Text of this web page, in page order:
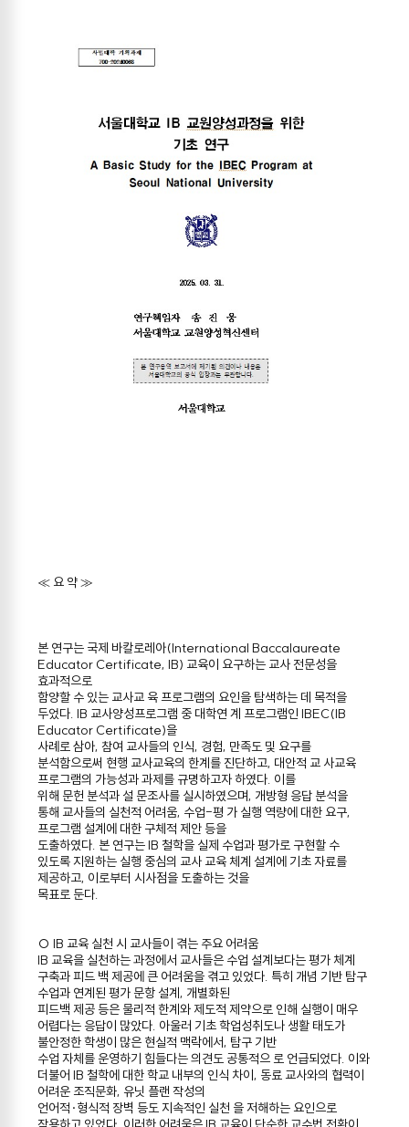
≪ 요 약 ≫
본 연구는 국제 바칼로레아(International Baccalaureate
Educator Certificate, IB) 교육이 요구하는 교사 전문성을
효과적으로
함양할 수 있는 교사교 육 프로그램의 요인을 탐색하는 데 목적을
두었다. IB 교사양성프로그램 중 대학연 계 프로그램인 IBEC(IB
Educator Certificate)을
사례로 삼아, 참여 교사들의 인식, 경험, 만족도 및 요구를
분석함으로써 현행 교사교육의 한계를 진단하고, 대안적 교 사교육
프로그램의 가능성과 과제를 규명하고자 하였다. 이를
위해 문헌 분석과 설 문조사를 실시하였으며, 개방형 응답 분석을
통해 교사들의 실천적 어려움, 수업-평 가 실행 역량에 대한 요구,
프로그램 설계에 대한 구체적 제안 등을
도출하였다. 본 연구는 IB 철학을 실제 수업과 평가로 구현할 수
있도록 지원하는 실행 중심의 교사 교육 체계 설계에 기초 자료를
제공하고, 이로부터 시사점을 도출하는 것을
목표로 둔다.
○ IB 교육 실천 시 교사들이 겪는 주요 어려움
IB 교육을 실천하는 과정에서 교사들은 수업 설계보다는 평가 체계
구축과 피드 백 제공에 큰 어려움을 겪고 있었다. 특히 개념 기반 탐구
수업과 연계된 평가 문항 설계, 개별화된
피드백 제공 등은 물리적 한계와 제도적 제약으로 인해 실행이 매우
어렵다는 응답이 많았다. 아울러 기초 학업성취도나 생활 태도가
불안정한 학생이 많은 현실적 맥락에서, 탐구 기반
수업 자체를 운영하기 힘들다는 의견도 공통적으 로 언급되었다. 이와
더불어 IB 철학에 대한 학교 내부의 인식 차이, 동료 교사와의 협력이
어려운 조직문화, 유닛 플랜 작성의
언어적·형식적 장벽 등도 지속적인 실천 을 저해하는 요인으로